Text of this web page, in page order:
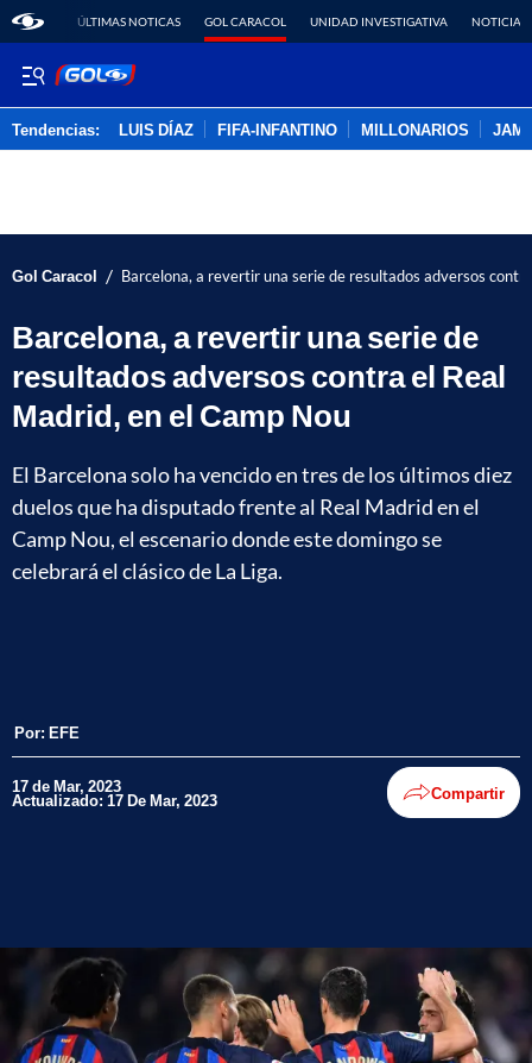
ÚLTIMAS NOTICAS GOL CARACOL UNIDAD INVESTIGATIVA NOTICIAS
Tendencias: LUIS DÍAZ FIFA-INFANTINO MILLONARIOS
Gol Caracol / Barcelona, a revertir una serie de resultados adversos
Barcelona, a revertir una serie de
resultados adversos contra el Real
Madrid, en el Camp Nou
El Barcelona solo ha vencido en tres de los últimos diez
duelos que ha disputado frente al Real Madrid en el
Camp Nou, el escenario donde este domingo se
celebrará el clásico de La Liga.
Por: EFE
17 de Mar, 2023
Actualizado: 17 De Mar, 2023 Compartir